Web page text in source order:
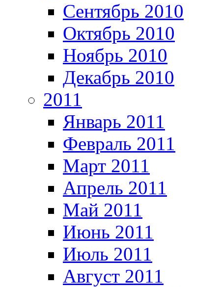
Сентябрь 2010
Октябрь 2010
Ноябрь 2010
Декабрь 2010
2011
Январь 2011
Февраль 2011
Март 2011
Апрель 2011
Май 2011
Июнь 2011
Июль 2011
Август 2011